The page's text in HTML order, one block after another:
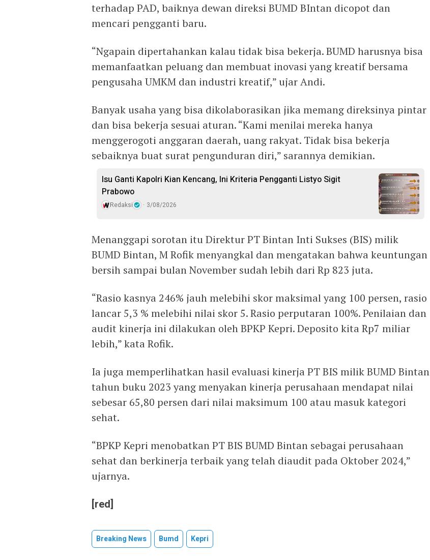
terhadap PAD, baiknya dewan direksi BUMD BIntan dicopot dan
mencari pengganti baru.
“Ngapain dipertahankan kalau tidak bisa bekerja. BUMD harusnya bisa
memanfaatkan peluang dan membuat inovasi yang kreatif bersama
pengusaha UMKM dan industri kreatif,” ujar Andi.
Banyak usaha yang bisa dikolaborasikan jika memang direksinya pintar
dan bisa bekerja sesuai aturan. “Kami menilai mereka hanya
menggerogoti anggaran daerah, uang rakyat. Tidak bisa bekerja
sebaiknya buat surat pengunduran diri,” sarannya demikian.
Isu Ganti Kapolri Kian Kencang, Ini Kriteria Pengganti Listyo Sigit
Prabowo
Redaksi 3/08/2026
Menanggapi sorotan itu Direktur PT Bintan Inti Sukses (BIS) milik
BUMD Bintan, M Rofik menyangkal dan mengatakan bahwa keuntungan
bersih sampai bulan November sudah lebih dari Rp 823 juta.
“Rasio kasnya 246% jauh melebihi skor maksimal yang 100 persen, rasio
lancar 5,3 % melebihi nilai skor 5. Rasio perputaran 100%. Penilaian dan
audit kinerja ini dilakukan oleh BPKP Kepri. Deposito kita Rp7 miliar
lebih,” kata Rofik.
Ia juga memperlihatkan hasil evaluasi kinerja PT BIS milik BUMD Bintan
tahun buku 2023 yang menyakan kinerja perusahaan mendapat nilai
sebesar 65,80 persen dari nilai maksimum 100 atau masuk kategori
sehat.
“BPKP Kepri menobatkan PT BIS BUMD Bintan sebagai perusahaan
sehat dan berkinerja terbaik yang telah diaudit pada Oktober 2024,”
ujarnya.
[red]
Breaking News Bumd Kepri